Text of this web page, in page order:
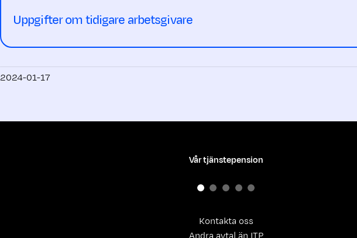
Uppgifter om tidigare arbetsgivare
2024-01-17
Kontakta oss
Vår tjänstepension